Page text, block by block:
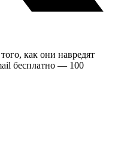
как они навредят
бесплатно — 100